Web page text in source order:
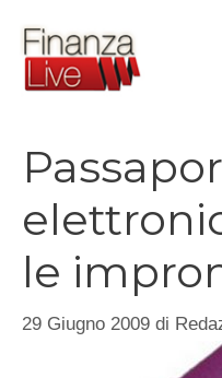
contenuto
le
29 Giugno 2009 di